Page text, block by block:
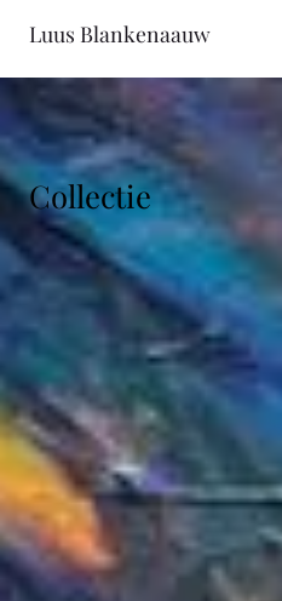
Luus Blankenaauw
Collectie